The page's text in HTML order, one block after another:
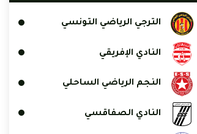
الترجي الرياضي التونسي
النادي الإفريقي
النجم الرياضي الساحلي
النادي الصفاقسي